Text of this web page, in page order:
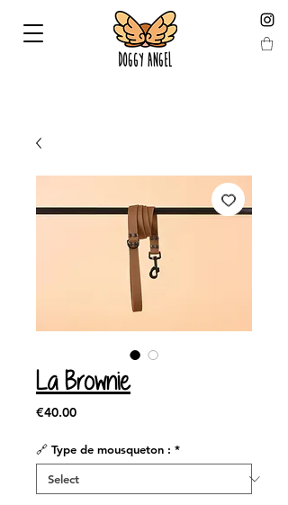
La Brownie
€40.00Price
🔗 Type de mousqueton : *